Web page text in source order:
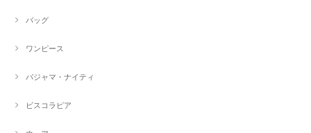
バッグ
ワンピース
パジャマ・ナイティ
ビスコラピア